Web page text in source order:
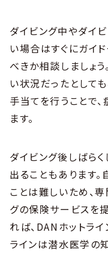
ダイビング中やダイ
い場合はすぐにガイ
べきか相談しましょ
い状況だったとして
手当てを行うことで
ます。
ダイビング後しばら
出ることもあります
ことは難しいため、
グの保険サービスを
れば、DANホットラ
ラインは潜水医学の